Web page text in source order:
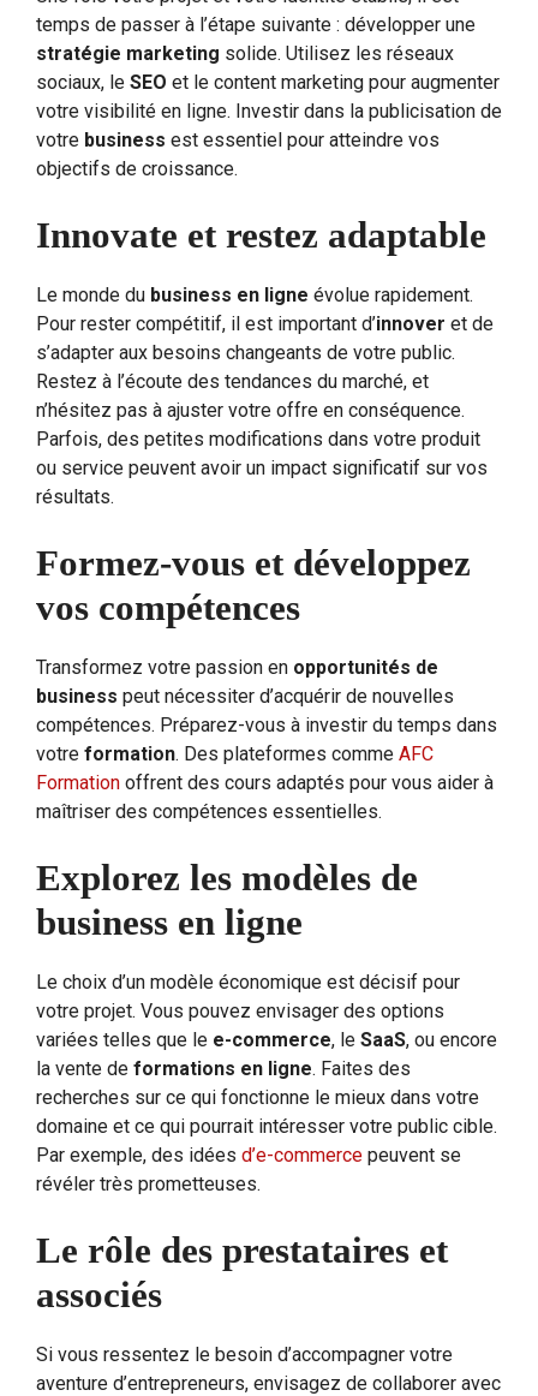
temps de passer à l’étape suivante : développer une
stratégie marketing solide. Utilisez les réseaux
sociaux, le SEO et le content marketing pour augmenter
votre visibilité en ligne. Investir dans la publicisation de
votre business est essentiel pour atteindre vos
objectifs de croissance.
Innovate et restez adaptable
Le monde du business en ligne évolue rapidement.
Pour rester compétitif, il est important d’innover et de
s’adapter aux besoins changeants de votre public.
Restez à l’écoute des tendances du marché, et
n’hésitez pas à ajuster votre offre en conséquence.
Parfois, des petites modifications dans votre produit
ou service peuvent avoir un impact significatif sur vos
résultats.
Formez-vous et développez
vos compétences
Transformez votre passion en opportunités de
business peut nécessiter d’acquérir de nouvelles
compétences. Préparez-vous à investir du temps dans
votre formation. Des plateformes comme AFC
Formation offrent des cours adaptés pour vous aider à
maîtriser des compétences essentielles.
Explorez les modèles de
business en ligne
Le choix d’un modèle économique est décisif pour
votre projet. Vous pouvez envisager des options
variées telles que le e-commerce, le SaaS, ou encore
la vente de formations en ligne. Faites des
recherches sur ce qui fonctionne le mieux dans votre
domaine et ce qui pourrait intéresser votre public cible.
Par exemple, des idées d’e-commerce peuvent se
révéler très prometteuses.
Le rôle des prestataires et
associés
Si vous ressentez le besoin d’accompagner votre
aventure d’entrepreneurs, envisagez de collaborer avec